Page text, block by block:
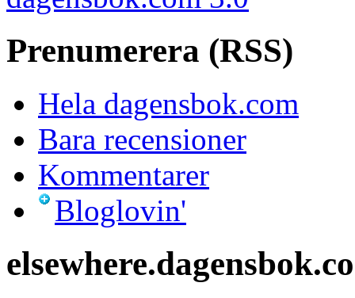
Prenumerera (RSS)
Hela dagensbok.com
Bara recensioner
Kommentarer
Bloglovin'